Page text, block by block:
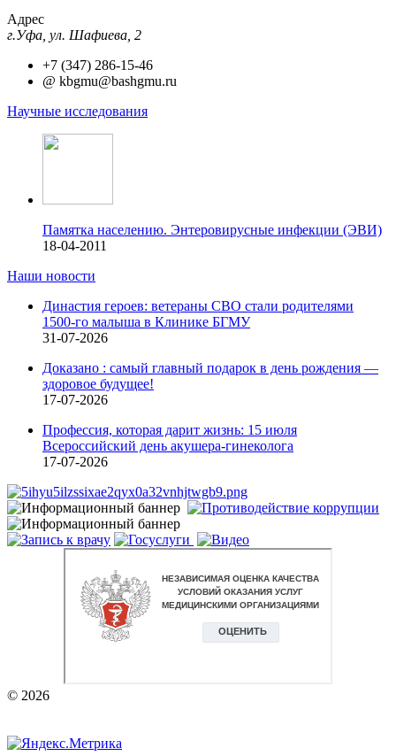
Адрес
г.Уфа, ул. Шафиева, 2
+7 (347) 286-15-46
@ kbgmu@bashgmu.ru
Научные исследования
Памятка населению. Энтеровирусные инфекции (ЭВИ)
18-04-2011
Наши новости
Династия героев: ветераны СВО стали родителями
1500-го малыша в Клинике БГМУ
31-07-2026
Доказано : самый главный подарок в день рождения —
здоровое будущее!
17-07-2026
Профессия, которая дарит жизнь: 15 июля
Всероссийский день акушера-гинеколога
17-07-2026
© 2026